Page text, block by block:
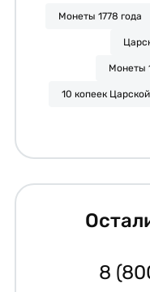
Монеты 1778 года
Монеты
10 копеек
8